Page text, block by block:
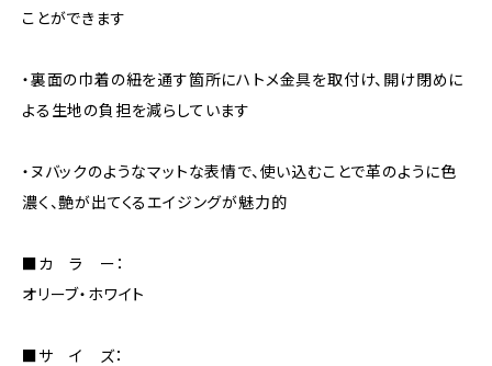
ことができます
・裏面の巾着の紐を通す箇所にハトメ金具を取付け、開け閉めに
よる生地の負担を減らしています
・ヌバックのようなマットな表情で、使い込むことで革のように色
濃く、艶が出てくるエイジングが魅力的
■カ ラ ー：
オリーブ・ホワイト
■サ イ ズ：